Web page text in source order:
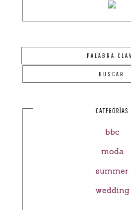
CATEGORÍAS
bbc
moda
summer
wedding